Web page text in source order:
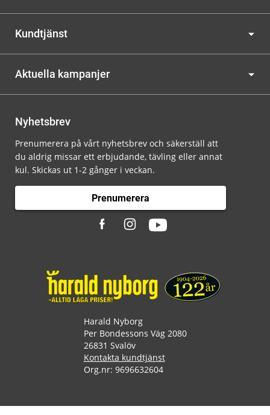
Kundtjänst
Aktuella kampanjer
Nyhetsbrev
Prenumerera på vårt nyhetsbrev och säkerställ att
du aldrig missar ett erbjudande, tävling eller annat
kul. Skickas ut 1-2 gånger i veckan.
Prenumerera
Harald Nyborg
Per Bondessons Väg 2080
26831 Svalöv
Kontakta kundtjänst
Org.nr: 9696632604